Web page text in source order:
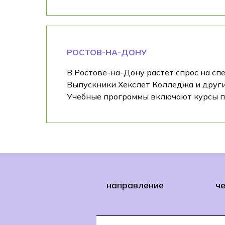
РОСТОВ-НА-ДОНУ
В Ростове-на-Дону растёт спрос на
Выпускники Хекслет Колледжа и
Учебные программы включают курсы
направление